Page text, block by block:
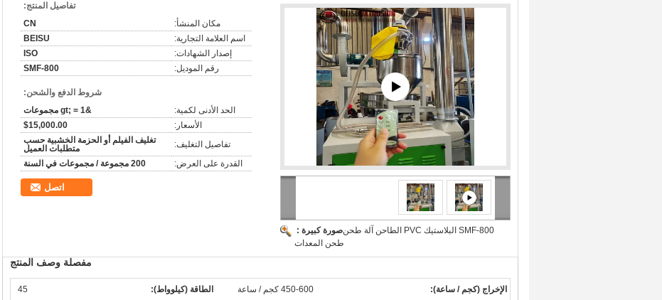
صورة كبيرة :SMF-800 البلاستيك PVC الطاحن آلة طحن
طحن المعدات
تفاصيل المنتج:
مكان المنشأ:
CN
اسم العلامة التجارية:
BEISU
إصدار الشهادات:
ISO
رقم الموديل:
SMF-800
شروط الدفع والشحن:
الحد الأدنى لكمية:
&gt; = 1 مجموعات
الأسعار:
$15,000.00
تفاصيل التغليف:
تغليف الفيلم أو الحزمة الخشبية حسب
متطلبات العميل
القدرة على العرض:
200 مجموعة / مجموعات في السنة
اتصل
مفصلة وصف المنتج
الإخراج (كجم / ساعة): 450-600 كجم / ساعة الطاقة (كيلوواط): 45